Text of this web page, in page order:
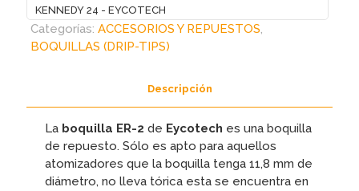
KENNEDY 24 - EYCOTECH
Categorías: ACCESORIOS Y REPUESTOS,
BOQUILLAS (DRIP-TIPS)
Descripción
La boquilla ER-2de Eycotech es una boquilla
de repuesto. Sólo es apto para aquellos
atomizadores que la boquilla tenga 11,8 mm de
diámetro, no lleva tórica esta se encuentra en